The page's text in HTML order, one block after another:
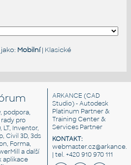
Mobilní| Klasické
podpora,
pro
LT, Inventor,
Civil 3D, 3ds
Forma,
a další
aplikace
ARKANCE (CAD
Studio) - Autodesk
Platinum Partner &
Training Center &
Services Partner
KONTAKT:
| tel. +420 910 970 111